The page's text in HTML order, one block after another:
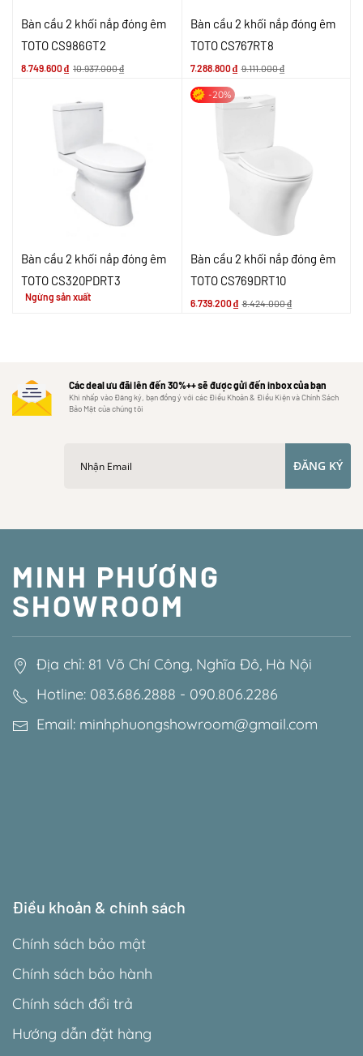
Bàn cầu 2 khối nắp đóng êm
TOTO CS986GT2
8.749.600₫ 10.937.000₫
Bàn cầu 2 khối nắp đóng êm
TOTO CS767RT8
7.288.800₫ 9.111.000₫
Bàn cầu 2 khối nắp đóng êm
TOTO CS320PDRT3
Ngừng sản xuất
-20%
Bàn cầu 2 khối nắp đóng êm
TOTO CS769DRT10
6.739.200₫ 8.424.000₫
Các deal ưu đãi lên đến 30%++ sẽ được gửi đến inbox của bạn
Khi nhấp vào Đăng ký, bạn đồng ý với các Điều Khoản & Điều Kiện và Chính Sách
Bảo Mật của chúng tôi
ĐĂNG KÝ
MINH PHƯƠNG
SHOWROOM
Địa chỉ: 81 Võ Chí Công, Nghĩa Đô, Hà Nội
Hotline: 083.686.2888 - 090.806.2286
Email: minhphuongshowroom@gmail.com
Điều khoản & chính sách
Chính sách bảo mật
Chính sách bảo hành
Chính sách đổi trả
Hướng dẫn đặt hàng